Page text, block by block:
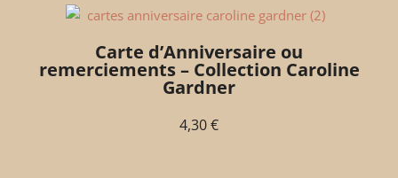
Carte d’Anniversaire ou
remerciements – Collection Caroline
Gardner
4,30€